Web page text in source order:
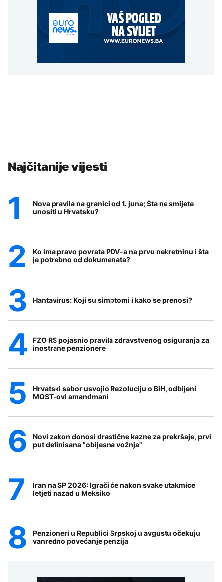
Najčitanije vijesti
Nova pravila na granici od 1. juna; Šta ne smijete
unositi u Hrvatsku?
Ko ima pravo povrata PDV-a na prvu nekretninu i šta
je potrebno od dokumenata?
Hantavirus: Koji su simptomi i kako se prenosi?
FZO RS pojasnio pravila zdravstvenog osiguranja za
inostrane penzionere
Hrvatski sabor usvojio Rezoluciju o BiH, odbijeni
MOST-ovi amandmani
Novi zakon donosi drastične kazne za prekršaje, prvi
put definisana "obijesna vožnja"
Iran na SP 2026: Igrači će nakon svake utakmice
letjeti nazad u Meksiko
Penzioneri u Republici Srpskoj u avgustu očekuju
vanredno povećanje penzija